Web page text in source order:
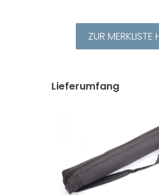
ZUR MERKLISTE
Lieferumfang